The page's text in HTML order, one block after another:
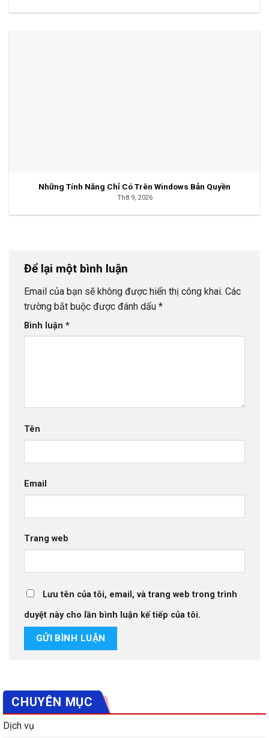
Những Tính Năng Chỉ Có Trên Windows Bản Quyền
Th8 9, 2026
Để lại một bình luận
Email của bạn sẽ không được hiển thị công khai. Các
trường bắt buộc được đánh dấu *
Bình luận *
Tên
Email
Trang web
Lưu tên của tôi, email, và trang web trong trình
duyệt này cho lần bình luận kế tiếp của tôi.
CHUYÊN MỤC
Dịch vụ